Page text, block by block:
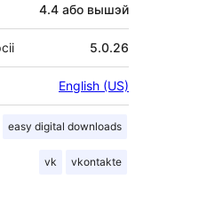
4.4 або вышэй
5.0.26
English (US)
easy digital downloads
vk vkontakte